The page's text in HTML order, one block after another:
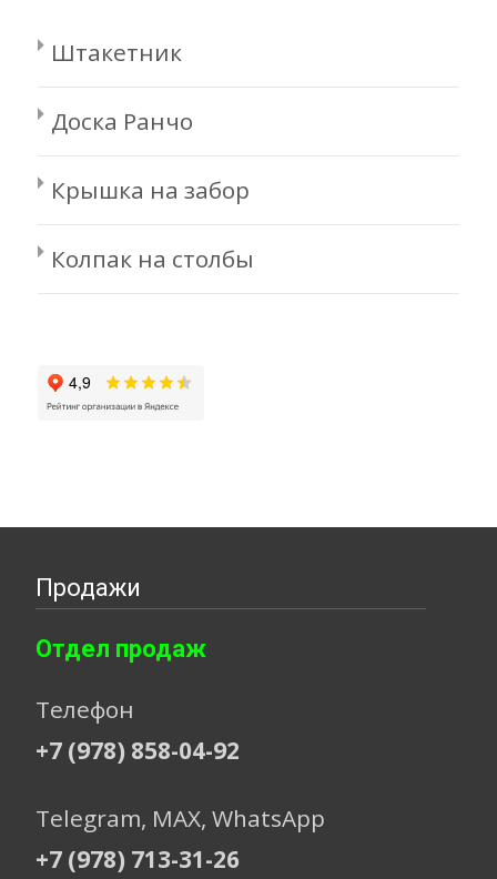
Штакетник
Доска Ранчо
Крышка на забор
Колпак на столбы
Продажи
Отдел продаж
Телефон
+7 (978) 858-04-92
Telegram, МАХ, WhatsApp
+7 (978) 713-31-26